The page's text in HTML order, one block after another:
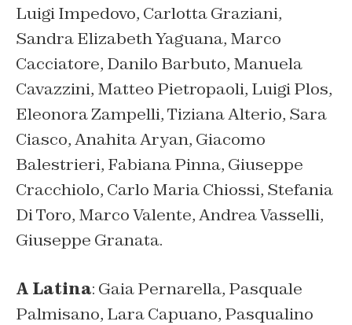
Luigi Impedovo, Carlotta Graziani,
Sandra Elizabeth Yaguana, Marco
Cacciatore, Danilo Barbuto, Manuela
Cavazzini, Matteo Pietropaoli, Luigi Plos,
Eleonora Zampelli, Tiziana Alterio, Sara
Ciasco, Anahita Aryan, Giacomo
Balestrieri, Fabiana Pinna, Giuseppe
Cracchiolo, Carlo Maria Chiossi, Stefania
Di Toro, Marco Valente, Andrea Vasselli,
Giuseppe Granata.
A Latina: Gaia Pernarella, Pasquale
Palmisano, Lara Capuano, Pasqualino